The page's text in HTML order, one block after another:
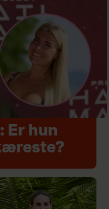
Er hun